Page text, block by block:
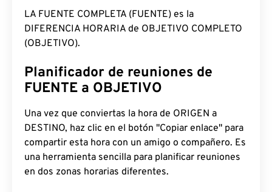
LA FUENTE COMPLETA (FUENTE) es la
DIFERENCIA HORARIA de OBJETIVO COMPLETO
(OBJETIVO).
Planificador de reuniones de
FUENTE a OBJETIVO
Una vez que conviertas la hora de ORIGEN a
DESTINO, haz clic en el botón "Copiar enlace" para
compartir esta hora con un amigo o compañero. Es
una herramienta sencilla para planificar reuniones
en dos zonas horarias diferentes.